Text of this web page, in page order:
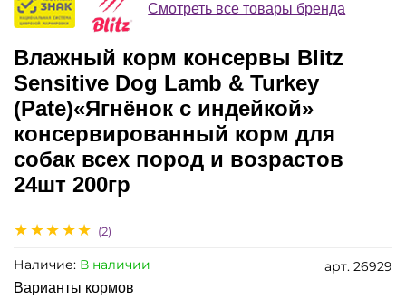
(2)
арт. 26929
Наличие: В наличии
Смотреть все товары бренда
Влажный корм консервы Blitz
Sensitive Dog Lamb & Turkey
(Pate)«Ягнёнок с индейкой»
консервированный корм для
собак всех пород и возрастов
24шт 200гр
Варианты кормов